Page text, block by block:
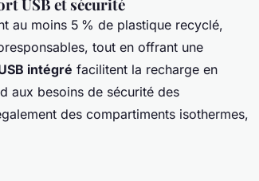
USB et sécurité
au moins 5 % de plastique recyclé,
tout en offrant une
intégré facilitent la recharge en
aux besoins de sécurité des
des compartiments isothermes,